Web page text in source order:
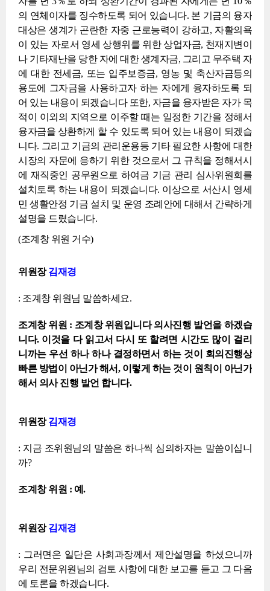
의 연체이자를 징수하도록 되어 있습니다. 본 기금의 융자
대상은 생계가 곤란한 자중 근로능력이 강하고, 자활의욕
이 있는 자로서 영세 상행위를 위한 상업자금, 천재지변이
나 기타재난을 당한 자에 대한 생계자금, 그리고 무주택 자
에 대한 전세금, 또는 입주보증금, 영농 및 축산자금등의
용도에 그자금을 사용하고자 하는 자에게 융자하도록 되
어 있는 내용이 되겠습니다 또한, 자금을 융자받은 자가 목
적이 이외의 지역으로 이주할 때는 일정한 기간을 정해서
융자금을 상환하게 할 수 있도록 되어 있는 내용이 되겠습
니다. 그리고 기금의 관리운용등 기타 필요한 사항에 대한
시장의 자문에 응하기 위한 것으로서 그 규칙을 정해서시
에 재직중인 공무원으로 하여금 기금 관리 심사위원회를
설치토록 하는 내용이 되겠습니다. 이상으로 서산시 영세
민 생활안정 기금 설치 및 운영 조례안에 대해서 간략하게
설명을 드렸습니다.
(조계창 위원 거수)
위원장김재경
: 조계창 위원님 말씀하세요.
조계창 위원 : 조계창 위원입니다 의사진행 발언을 하겠습
니다. 이것을 다 읽고서 다시 또 할려면 시간도 많이 걸리
니까는 우선 하나 하나 결정하면서 하는 것이 회의진행상
빠른 방법이 아닌가 해서, 이렇게 하는 것이 원칙이 아닌가
해서 의사 진행 발언 합니다.
위원장김재경
: 지금 조위원님의 말씀은 하나씩 심의하자는 말씀이십니
까?
조계창 위원 : 예.
위원장김재경
: 그러면은 일단은 사회과장께서 제안설명을 하셨으니까
우리 전문위원님의 검토 사항에 대한 보고를 듣고 그 다음
에 토론을 하겠습니다.